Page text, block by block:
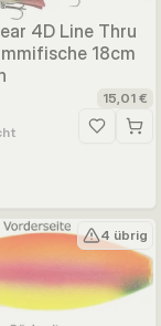
4D Line Thru
18cm
15,01 €
Zur
4 übrig